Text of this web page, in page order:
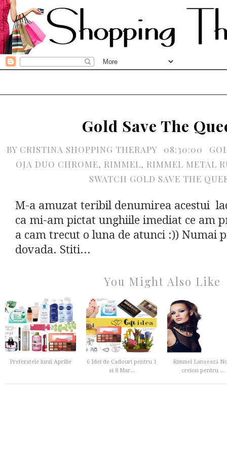
Gold Save The
BY CRISTINA SHOPPING THERAPY 08:30:00
OJA DUO CHROME, RIMMEL, RIMMEL METAL
SWATCH GOLD SAVE THE
M-a amuzat teribil denumirea acestui
ca mi-am pictat unghiile imediat ce am
a cam trecut o luna de atunci :)) Numai
dovada. Stiti...
You Might Also Like
Preferatele lunii Aprilie
6 Idei de Cadouri pentru 1
si 8 Mar...
Rimmel Lansează
creion pentru ...